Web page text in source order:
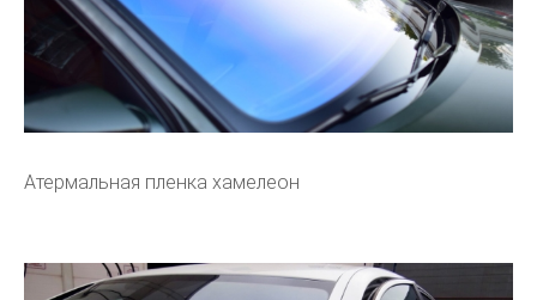
Атермальная пленка хамелеон